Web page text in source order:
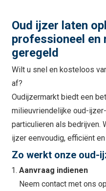
Oud ijzer laten
professioneel en
geregeld
Wilt u snel en kosteloos
af?
Oudijzermarkt biedt een
milieuvriendelijke oud-
particulieren als bedrijven.
ijzer eenvoudig, efficiënt
Zo werkt onze oud-
Aanvraag indienen
Neem contact met ons